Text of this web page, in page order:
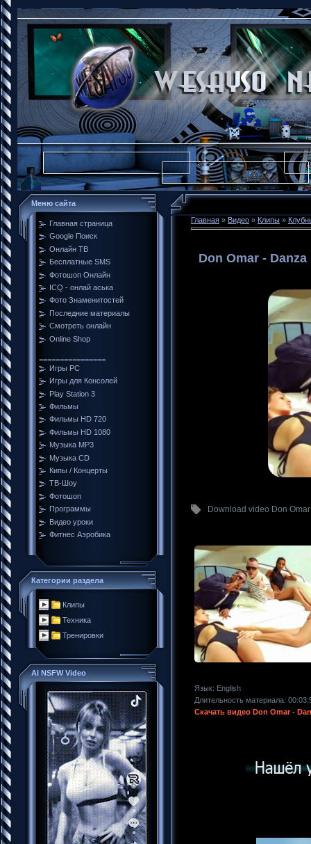
Меню сайта
Главная страница
Google Поиск
Онлайн ТВ
Бесплатные SMS
Фотошоп Онлайн
ICQ - онлай аська
Фото Знаменитостей
Последние материалы
Смотреть онлайн
Online Shop
================
Игры PC
Игры для Консолей
Play Station 3
Фильмы
Фильмы HD 720
Фильмы HD 1080
Музыка MP3
Музыка CD
Кипы / Концерты
ТВ-Шоу
Фотошоп
Программы
Видео уроки
Фитнес Аэробика
Категории раздела
Клипы
Техника
Тренировки
AI NSFW Video
Главная » Видео » Клипы »
Don Omar -
Download video Don
Язык: English
Длительность материала:
Скачать видео Don Omar -